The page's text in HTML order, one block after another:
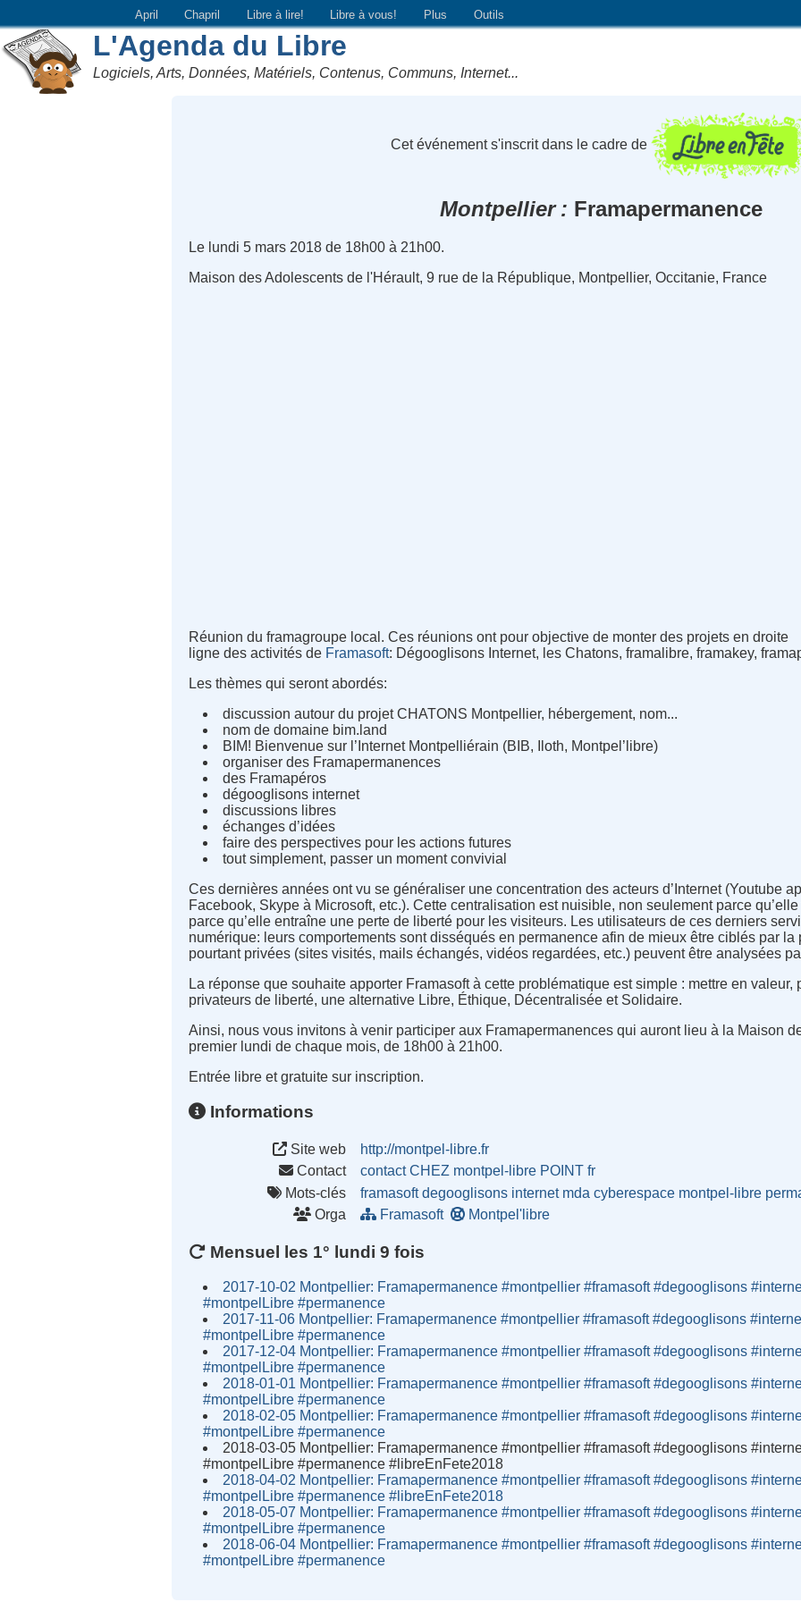
April Chapril Libre à lire! Libre à vous! Plus Outils
L'Agenda du Libre
Logiciels, Arts, Données, Matériels, Contenus, Communs, Internet...
Cet événement s'inscrit dans le cadre de
Montpellier Framapermanence
Le lundi 5 mars 2018 de 18h00 à 21h00.
Maison des Adolescents de l'Hérault, 9 rue de la République, Montpellier, Occitanie, France
Réunion du framagroupe local. Ces réunions ont pour objective de monter des projets en droite
ligne des activités de Framasoft: Dégooglisons Internet, les Chatons, framalibre, framakey,
Les thèmes qui seront abordés:
discussion autour du projet CHATONS Montpellier, hébergement, nom...
nom de domaine bim.land
BIM! Bienvenue sur l’Internet Montpelliérain (BIB, Iloth, Montpel’libre)
organiser des Framapermanences
des Framapéros
dégooglisons internet
discussions libres
échanges d’idées
faire des perspectives pour les actions futures
tout simplement, passer un moment convivial
Ces dernières années ont vu se généraliser une concentration des acteurs d’Internet (Youtube
Facebook, Skype à Microsoft, etc.). Cette centralisation est nuisible, non seulement parce
parce qu’elle entraîne une perte de liberté pour les visiteurs. Les utilisateurs de ces derniers
numérique: leurs comportements sont disséqués en permanence afin de mieux être ciblés par la
pourtant privées (sites visités, mails échangés, vidéos regardées, etc.) peuvent être analysées
La réponse que souhaite apporter Framasoft à cette problématique est simple : mettre en
privateurs de liberté, une alternative Libre, Éthique, Décentralisée et Solidaire.
Ainsi, nous vous invitons à venir participer aux Framapermanences qui auront lieu à la Maison
premier lundi de chaque mois, de 18h00 à 21h00.
Entrée libre et gratuite sur inscription.
Informations
Site web
http://montpel-libre.fr
Contact
contact CHEZ montpel-libre POINT fr
Mots-clés
framasoft degooglisons internet mda cyberespace montpel-libre
Orga
Framasoft Montpel'libre
Mensuel les 1° lundi 9 fois
2017-10-02 Montpellier: Framapermanence #montpellier #framasoft #degooglisons
#montpelLibre #permanence
2017-11-06 Montpellier: Framapermanence #montpellier #framasoft #degooglisons
#montpelLibre #permanence
2017-12-04 Montpellier: Framapermanence #montpellier #framasoft #degooglisons
#montpelLibre #permanence
2018-01-01 Montpellier: Framapermanence #montpellier #framasoft #degooglisons
#montpelLibre #permanence
2018-02-05 Montpellier: Framapermanence #montpellier #framasoft #degooglisons
#montpelLibre #permanence
2018-03-05 Montpellier: Framapermanence #montpellier #framasoft #degooglisons
#montpelLibre #permanence #libreEnFete2018
2018-04-02 Montpellier: Framapermanence #montpellier #framasoft #degooglisons
#montpelLibre #permanence #libreEnFete2018
2018-05-07 Montpellier: Framapermanence #montpellier #framasoft #degooglisons
#montpelLibre #permanence
2018-06-04 Montpellier: Framapermanence #montpellier #framasoft #degooglisons
#montpelLibre #permanence